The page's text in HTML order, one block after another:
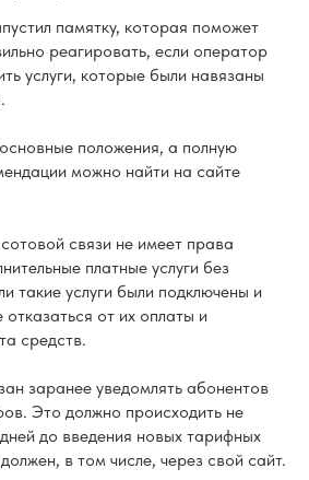
памятку, которая поможет
реагировать, если оператор
услуги, которые были навязаны
положения, а полную
можно найти на сайте
связи не имеет права
платные услуги без
такие услуги были подключены и
от их оплаты и
средств.
заранее уведомлять абонентов
Это должно происходить не
до введения новых тарифных
в том числе, через свой сайт.